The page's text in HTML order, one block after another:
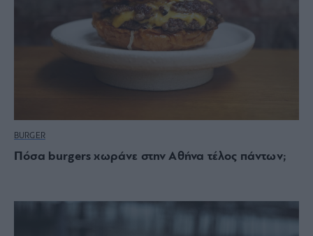
BURGER
Πόσα burgers χωράνε στην Αθήνα τέλος πάντων;